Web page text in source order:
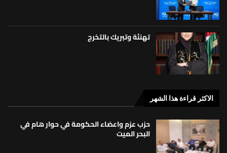
تهنئة وتبريك بالتخرج
الاكثر قراءة هذا الشهر
حزب عزم واعضاء الحكومة في حوار هام في
البحر الميت